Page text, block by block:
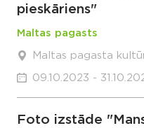
pieskāriens"
Maltas pagasts
Maltas pagasta
09.10.2023 -
Foto izstāde